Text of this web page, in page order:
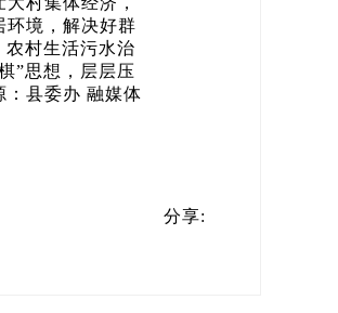
环境，解决好群
农村生活污水治
”思想，层层压
：县委办 融媒体
分享: